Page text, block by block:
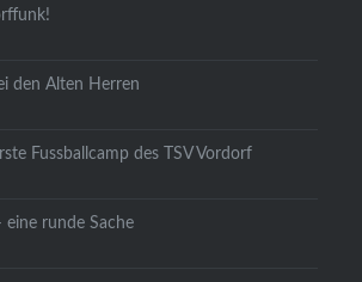
den Alten Herren
Fussballcamp des TSV Vordorf
eine runde Sache